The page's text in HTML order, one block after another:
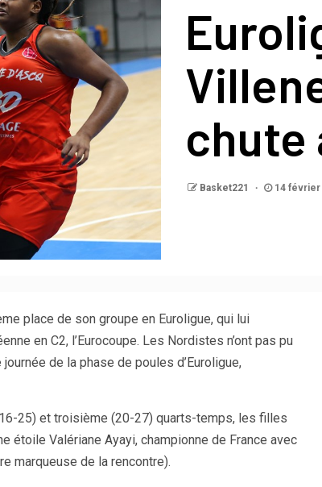
chute
Basket221 14 février
place de son groupe en Euroligue, qui lui
en C2, l’Eurocoupe. Les Nordistes n’ont pas pu
de la phase de poules d’Euroligue,
25) et troisième (20-27) quarts-temps, les filles
étoile Valériane Ayayi, championne de France avec
marqueuse de la rencontre).